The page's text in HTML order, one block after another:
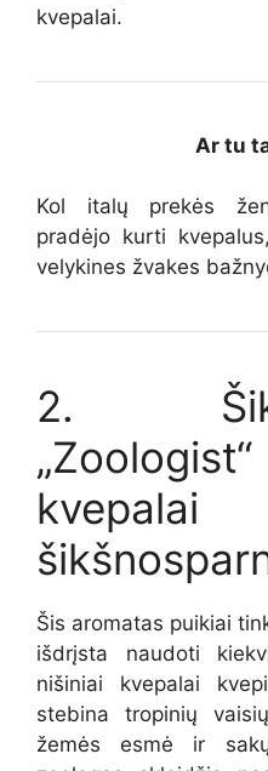
kvepalai.
Ar tu
Kol italų prekės
pradėjo kurti
velykines žvakes
2.
Šis aromatas puikiai
išdrįsta naudoti
nišiniai kvepalai
stebina tropinių
žemės esmė ir